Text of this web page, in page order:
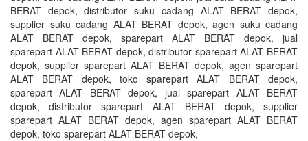
BERAT depok, distributor suku cadang ALAT BERAT depok,
supplier suku cadang ALAT BERAT depok, agen suku cadang
ALAT BERAT depok, sparepart ALAT BERAT depok, jual
sparepart ALAT BERAT depok, distributor sparepart ALAT BERAT
depok, supplier sparepart ALAT BERAT depok, agen sparepart
ALAT BERAT depok, toko sparepart ALAT BERAT depok,
sparepart ALAT BERAT depok, jual sparepart ALAT BERAT
depok, distributor sparepart ALAT BERAT depok, supplier
sparepart ALAT BERAT depok, agen sparepart ALAT BERAT
depok, toko sparepart ALAT BERAT depok,